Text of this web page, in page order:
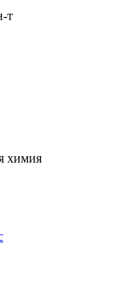
т
химия